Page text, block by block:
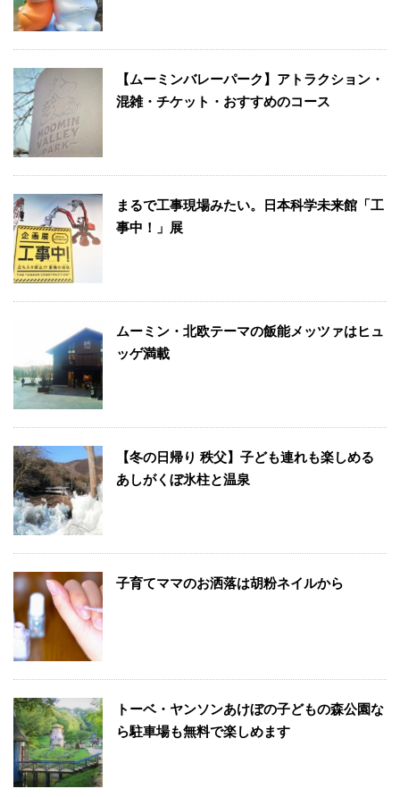
【ムーミンバレーパーク】アトラクション・
混雑・チケット・おすすめのコース
まるで工事現場みたい。日本科学未来館「工
事中！」展
ムーミン・北欧テーマの飯能メッツァはヒュ
ッゲ満載
【冬の日帰り 秩父】子ども連れも楽しめる
あしがくぼ氷柱と温泉
子育てママのお洒落は胡粉ネイルから
トーベ・ヤンソンあけぼの子どもの森公園な
ら駐車場も無料で楽しめます